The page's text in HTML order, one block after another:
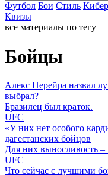
Футбол Бои Стиль
Квизы
все материалы по тегу
Бойцы
Алекс Перейра назвал
выбрал?
Бразилец был краток.
UFC
«У них нет особого
дагестанских бойцов
Для них выносливость –
UFC
Что сейчас с лучшими